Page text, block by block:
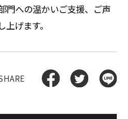
門への温かいご支援、ご声
げます。